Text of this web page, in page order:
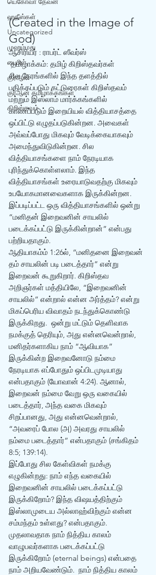
ஹதீஸ்கள்
Uncategorized
முஹம்மது
பைபிள்
குர்‍ஆன்
குர்‍ஆன் தமிழாக்கங்கள்
கிறிஸ்தவம்
(Created in the Image of
God)
ஆசிரியர் : ராபர்ட் ஸீவர்ஸ்
தமிழாக்கம்: தமிழ் கிறிஸ்தவர்கள்
சில நேரங்களில் இந்த தளத்தில்
பதிக்கப்படும் கட்டுரைகள் கிறிஸ்தவம்
மற்றும் இஸ்லாம் மார்க்கங்களில்
காணப்படும் இறையியல் வித்தியாசத்தை
ஒப்பிட்டு எழுதப்படுகின்றன. அவைகள்
அவ்வப்போது மிகவும் வேடிக்கையாகவும்
அமைந்துவிடுகின்றன. சில
வித்தியாசங்களை நாம் நேரடியாக
புரிந்துக்கொள்ளலாம். இந்த
வித்தியாசங்கள் உரையாடுவதற்கு மிகவும்
உபயோகமானவைகளாக இருக்கின்றன.
இப்படிப்பட்ட ஒரு வித்தியாசங்களில் ஒன்று
“மனிதன் இறைவனின் சாயலில்
படைக்கப்பட்டு இருக்கின்றான்” என்பது
பற்றியதாகும்.
ஆதியாகம்ம் 1:26ல், “மனிதனை இறைவன்
தம் சாயலின் படி படைத்தார்” என்று
இறைவன் கூறுகிறார். கிறிஸ்தவ
அறிஞர்கள் மத்தியிலே, “இறைவனின்
சாயலில்” என்றால் என்ன அர்த்தம்? என்று
மிகப்பெரிய விவாதம் நடந்துக்கொண்டு
இருக்கிறது.  ஒன்று மட்டும் தெளிவாக
நமக்குத் தெரியும், அது என்னவென்றால்,
மனிதர்களாகிய நாம் “ஆவியாக”
இருக்கின்ற இறைவனோடு நம்மை
நேரடியாக எப்போதும் ஒப்பிடமுடியாது
என்பதாகும் (யோவான் 4:24). ஆனால்,
இறைவன் நம்மை வேறு ஒரு வகையில்
படைத்தார், அந்த வகை மிகவும்
சிறப்பானது, அது என்னவென்றால்,
“அவரைப் போல (அ) அவரது சாயலில்
நம்மை படைத்தார்” என்பதாகும் (சங்கிதம்
8:5; 139:14).
இப்போது சில கேள்விகள் நமக்கு
எழுகின்றது: நாம் எந்த வகையில்
இறைவனின் சாயலில் படைக்கப்பட்டு
இருக்கிறோம்? இந்த விஷயத்திற்கும்
இஸ்லாமுடைய அல்லாஹ்விற்கும் என்ன
சம்மந்தம் உள்ளது? என்பதாகும்.
முதலாவதாக நாம் நித்திய காலம்
வாழுபவர்களாக படைக்கப்பட்டு
இருக்கிறோம் (eternal beings) என்பதை
நாம் அறியவேண்டும்.  நாம் நித்திய காலம்